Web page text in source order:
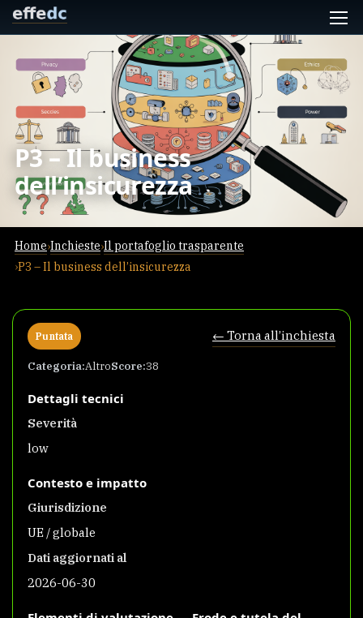
P3 – Il business
dell’insicurezza
Home Inchieste Il portafoglio trasparente
P3 – Il business dell’insicurezza
Puntata ← Torna all’inchiesta
Categoria:AltroScore:38
Dettagli tecnici
Severità
low
Contesto e impatto
Giurisdizione
UE / globale
Dati aggiornati al
2026-06-30